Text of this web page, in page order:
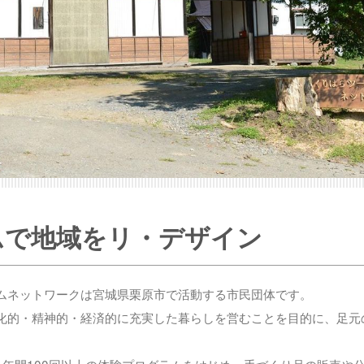
地域をリ・デザイン
ットワークは宮城県栗原市で活動する市民団体です。
・精神的・経済的に充実した暮らしを営むことを目的に、足